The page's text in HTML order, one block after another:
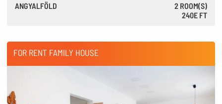
ANGYALFÖLD
2 ROOM(S)
240E FT
FOR RENT FAMILY HOUSE